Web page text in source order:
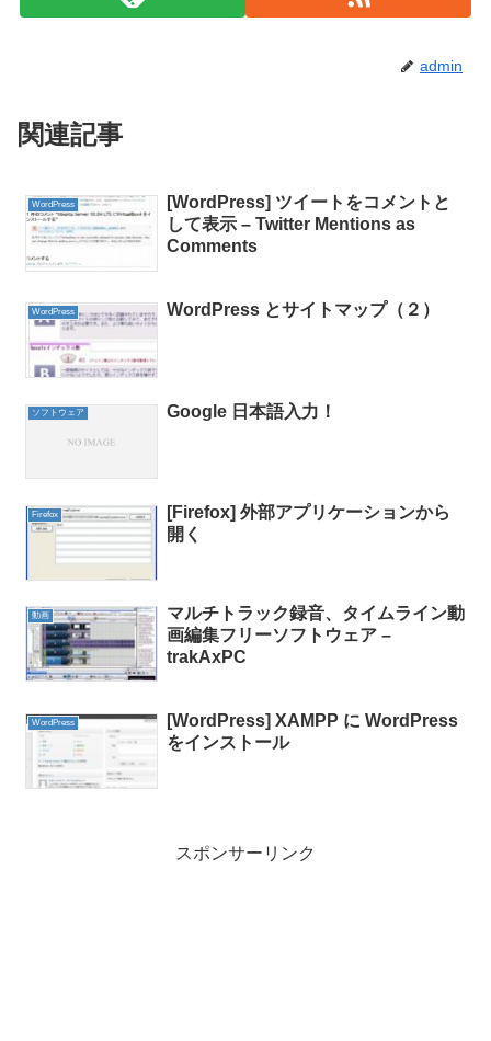
admin
関連記事
WordPress
[WordPress] ツイートをコメントと
して表示 – Twitter Mentions as
Comments
WordPress WordPress とサイトマップ（２）
ソフトウェア Google 日本語入力！
Firefox
[Firefox] 外部アプリケーションから
開く
動画
マルチトラック録音、タイムライン動
画編集フリーソフトウェア –
trakAxPC
WordPress
[WordPress] XAMPP に WordPress
をインストール
スポンサーリンク